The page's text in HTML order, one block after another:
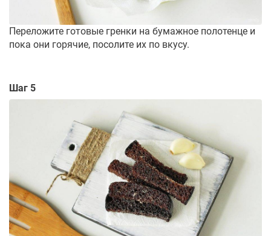
Переложите готовые гренки на бумажное полотенце и
пока они горячие, посолите их по вкусу.
Шаг 5